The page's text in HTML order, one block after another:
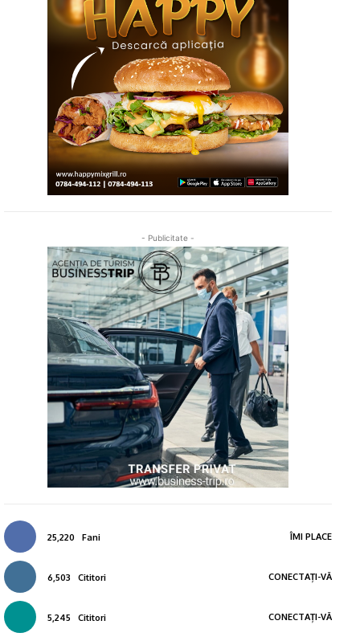
- Publicitate -
25,220 Fani ÎMI PLACE
6,503 Cititori CONECTAȚI-VĂ
5,245 Cititori CONECTAȚI-VĂ